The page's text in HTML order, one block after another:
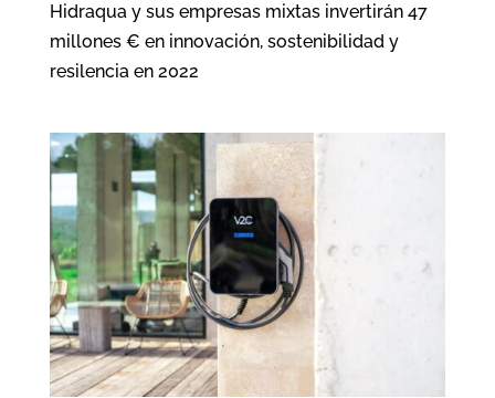
Hidraqua y sus empresas mixtas invertirán 47
millones € en innovación, sostenibilidad y
resilencia en 2022